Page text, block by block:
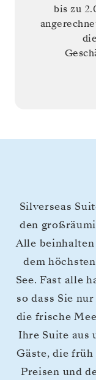
bis zu
Silverseas
den
Alle
dem
See. Fast alle
so dass Sie
die frische
Ihre Suite aus
Gäste, die
Preisen und